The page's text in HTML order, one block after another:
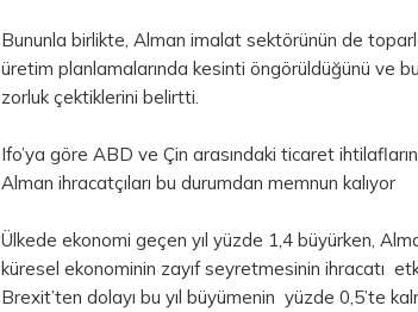
Bununla birlikte, Alman imalat sektörünün de
üretim planlamalarında kesinti öngörüldüğünü ve
zorluk çektiklerini belirtti.
Ifo’ya göre ABD ve Çin arasındaki ticaret
Alman ihracatçıları bu durumdan memnun kalıyor
Ülkede ekonomi geçen yıl yüzde 1,4 büyürken,
küresel ekonominin zayıf seyretmesinin ihracatı
Brexit’ten dolayı bu yıl büyümenin yüzde 0,5’te